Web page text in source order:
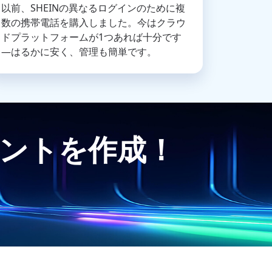
以前、SHEINの異なるログインのために複
数の携帯電話を購入しました。今はクラウ
ドプラットフォームが1つあれば十分です
—はるかに安く、管理も簡単です。
トを作成！